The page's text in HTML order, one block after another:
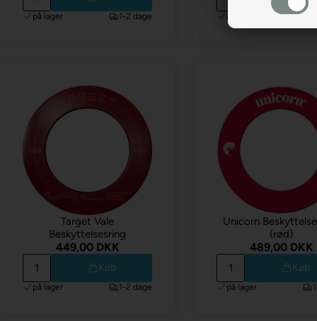
på lager 1-2 dage på lager
Target Vale
Beskyttelsesring
449,00 DKK
Køb
på lager 1-2 dage
Unicorn
(rød)
489,00 DKK
Køb
på lager